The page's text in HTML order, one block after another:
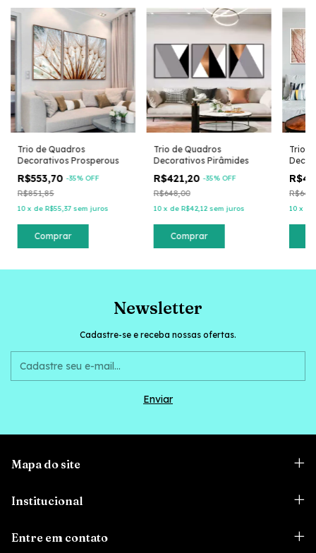
Trio de Quadros
Decorativos Prosperous
R$553,70-35% OFF
R$851,85
10 x de R$55,37 sem juros
Comprar
Trio de Quadros
Decorativos Pirâmides
R$421,20-35% OFF
R$648,00
10 x de R$42,12 sem juros
Comprar
Trio
10 x
Newsletter
Cadastre-se e receba nossas ofertas.
Mapa do site
Institucional
Entre em contato